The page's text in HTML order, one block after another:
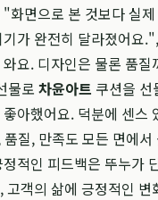
화면으로 본 것보다 실
가 완전히 달라졌어요
요. 디자인은 물론 품질
물로 차윤아트 쿠션을
아했어요. 덕분에 센스
질, 만족도 모든 면에서
적인 피드백은 뚜누가
고객의 삶에 긍정적인 변